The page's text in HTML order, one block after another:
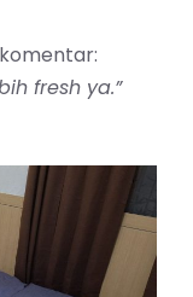
fresh ya.”